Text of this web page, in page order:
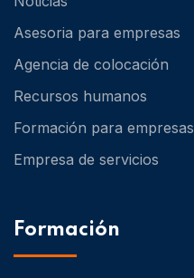
Asesoria para empresas
Agencia de colocación
Recursos humanos
Formación para empresas
Empresa de servicios
Formación